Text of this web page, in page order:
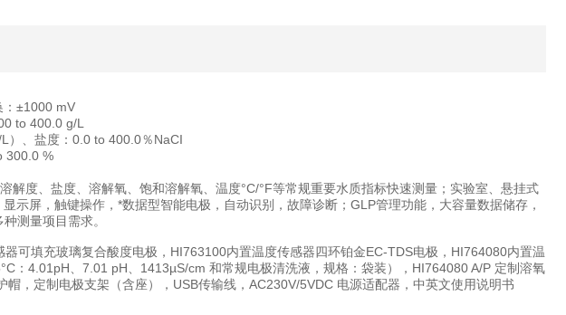
±1000 mV
to 400.0 g/L
）、盐度：0.0 to 400.0％NaCI
300.0 %
度、盐度、溶解氧、饱和溶解氧、温度°C/°F等常规重要水质指标快速测量；实验室、悬挂式
示屏，触键操作，*数据型智能电极，自动识别，故障诊断；GLP管理功能，大容量数据储存，
测量项目需求。
可填充玻璃复合酸度电极，HI763100内置温度传感器四环铂金EC-TDS电极，HI764080内置温
：4.01pH、7.01 pH、1413µS/cm 和常规电极清洗液，规格：袋装），HI764080 A/P 定制溶氧
，定制电极支架（含座），USB传输线，AC230V/5VDC 电源适配器，中英文使用说明书